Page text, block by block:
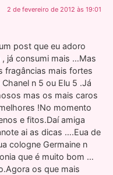
2 de fevereiro de 2012 às 19:01
post que eu adoro
já consumi mais …Mas
fragâncias mais fortes
n 5 ou Elu 5 .Já
mas os mais caros
!No momento
e fitos.Daí amiga
ai as dicas ….Eua de
cologne Germaine n
que é muito bom …
os que mais